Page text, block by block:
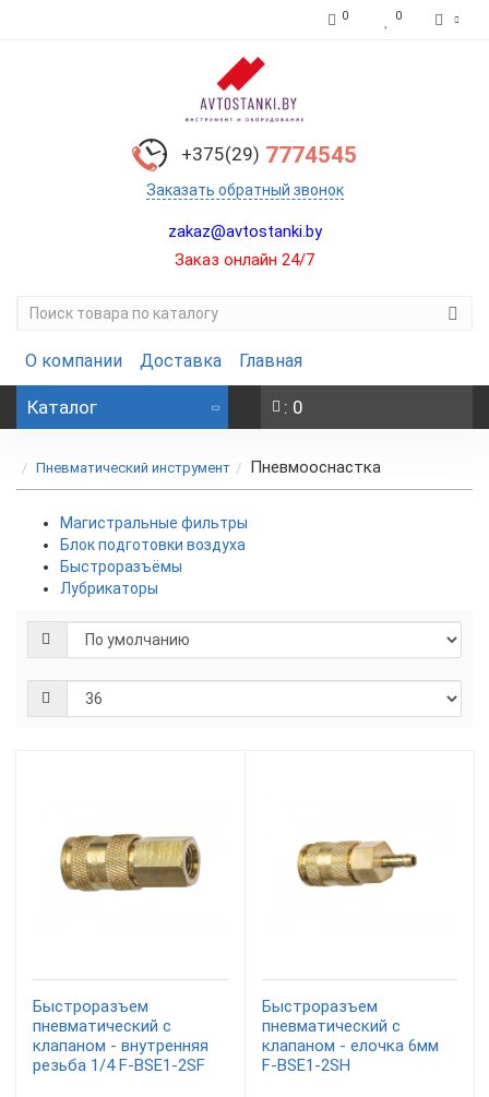
0 0
+375(29) 7774545
Заказать обратный звонок
zakaz@avtostanki.by
Заказ онлайн 24/7
О компании Доставка Главная
Каталог : 0
Пневматический инструмент Пневмооснастка
Магистральные фильтры
Блок подготовки воздуха
Быстроразъёмы
Лубрикаторы
Быстроразъем
пневматический с
клапаном - внутренняя
резьба 1/4 F-BSE1-2SF
Быстроразъем
пневматический с
клапаном - елочка 6мм
F-BSE1-2SH